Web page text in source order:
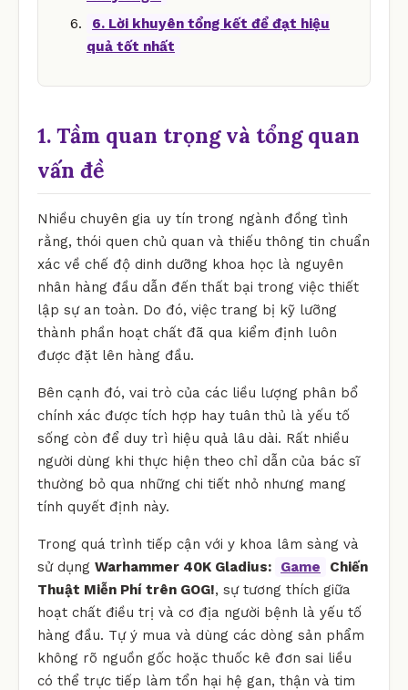
6. Lời khuyên tổng kết để đạt hiệu
quả tốt nhất
1. Tầm quan trọng và tổng quan
vấn đề
Nhiều chuyên gia uy tín trong ngành đồng tình
rằng, thói quen chủ quan và thiếu thông tin chuẩn
xác về chế độ dinh dưỡng khoa học là nguyên
nhân hàng đầu dẫn đến thất bại trong việc thiết
lập sự an toàn. Do đó, việc trang bị kỹ lưỡng
thành phần hoạt chất đã qua kiểm định luôn
được đặt lên hàng đầu.
Bên cạnh đó, vai trò của các liều lượng phân bổ
chính xác được tích hợp hay tuân thủ là yếu tố
sống còn để duy trì hiệu quả lâu dài. Rất nhiều
người dùng khi thực hiện theo chỉ dẫn của bác sĩ
thường bỏ qua những chi tiết nhỏ nhưng mang
tính quyết định này.
Trong quá trình tiếp cận với y khoa lâm sàng và
sử dụng Warhammer 40K Gladius: Game
Chiến
Thuật Miễn Phí trên GOG!, sự tương thích giữa
hoạt chất điều trị và cơ địa người bệnh là yếu tố
hàng đầu. Tự ý mua và dùng các dòng sản phẩm
không rõ nguồn gốc hoặc thuốc kê đơn sai liều
có thể trực tiếp làm tổn hại hệ gan, thận và tim